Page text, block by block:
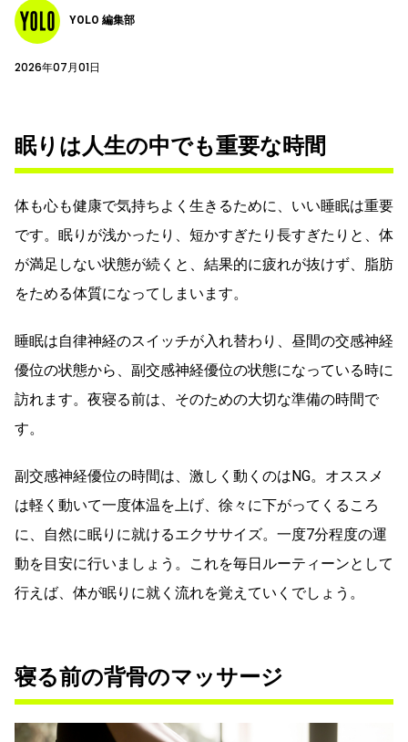
YOLO 編集部
2026年07月01日
眠りは人生の中でも重要な時間
体も心も健康で気持ちよく生きるために、いい睡眠は重要
です。眠りが浅かったり、短かすぎたり長すぎたりと、体
が満足しない状態が続くと、結果的に疲れが抜けず、脂肪
をためる体質になってしまいます。
睡眠は自律神経のスイッチが入れ替わり、昼間の交感神経
優位の状態から、副交感神経優位の状態になっている時に
訪れます。夜寝る前は、そのための大切な準備の時間で
す。
副交感神経優位の時間は、激しく動くのはNG。オススメ
は軽く動いて一度体温を上げ、徐々に下がってくるころ
に、自然に眠りに就けるエクササイズ。一度7分程度の運
動を目安に行いましょう。これを毎日ルーティーンとして
行えば、体が眠りに就く流れを覚えていくでしょう。
寝る前の背骨のマッサージ